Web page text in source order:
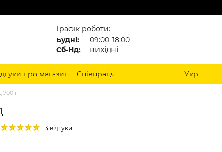
Графік роботи:
Будні:
09:00–18:00
Сб-Нд:
вихідні
про магазин Співпраця Укр
700 г
3 відгуки